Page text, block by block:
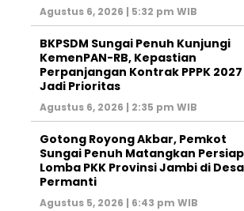
Agustus 6, 2026 | 5:32 pm WIB
BKPSDM Sungai Penuh Kunjungi
KemenPAN-RB, Kepastian
Perpanjangan Kontrak PPPK 2027
Jadi Prioritas
Agustus 6, 2026 | 2:35 pm WIB
Gotong Royong Akbar, Pemkot
Sungai Penuh Matangkan
Lomba PKK Provinsi Jambi di Desa
Permanti
Agustus 5, 2026 | 6:43 pm WIB